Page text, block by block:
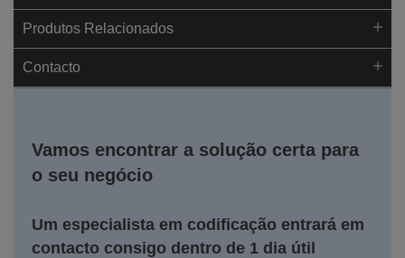
Produtos Relacionados
Contacto
Vamos encontrar a solução certa para
o seu negócio
Um especialista em codificação entrará em
contacto consigo dentro de 1 dia útil